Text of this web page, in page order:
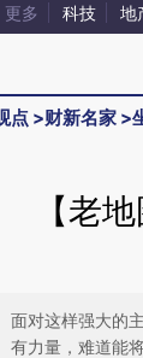
更多 科技 地
点 >财新名家 >
【老
面对这样强大的
有力量，难道能